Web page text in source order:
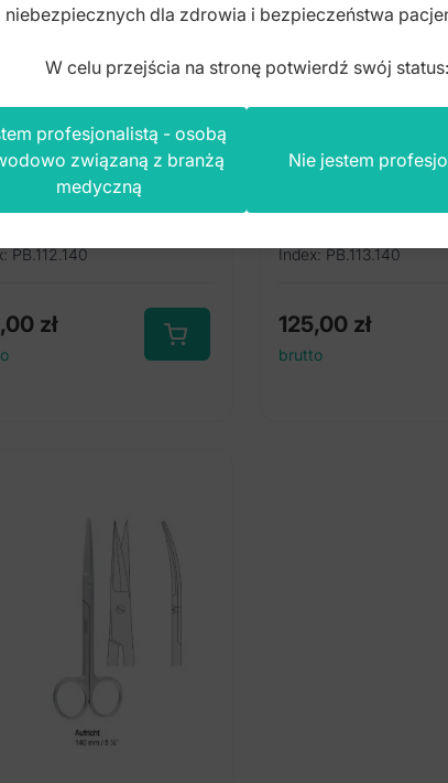
Aufricht
krawędź ostrza
tępe proste 140mm
PB.112.140
zł
Nożyczki
tępo-tępe
Index: PB.113.140
125,00 zł
brutto
niebezpiecznych dla zdrowia i bezpieczeństwa
W celu przejścia na stronę potwierdź swój status:
profesjonalistą - osobą
związaną z branżą
medyczną
Nie jestem